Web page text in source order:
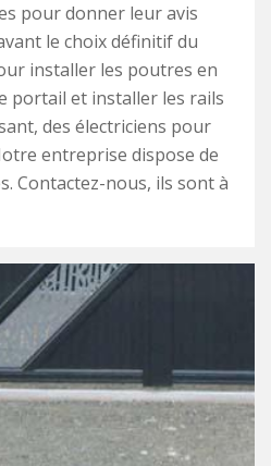
pour donner leur avis
le choix définitif du
installer les poutres en
portail et installer les rails
des électriciens pour
entreprise dispose de
Contactez-nous, ils sont à